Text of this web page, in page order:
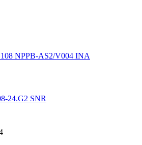
NPPB-AS2/V004 INA
24.G2 SNR